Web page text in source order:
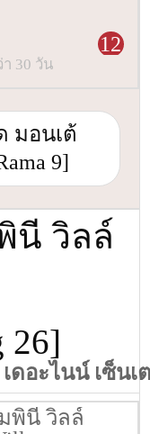
12
30 วัน
มอนเต้
9]
นี วิลล์
26]
ดอะไนน์ เซ็นเ
พินี วิลล์